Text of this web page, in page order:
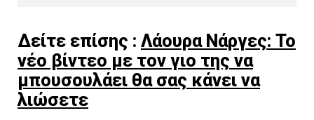
Δείτε επίσης : Λάουρα Νάργες: Το
νέο βίντεο με τον γιο της να
μπουσουλάει θα σας κάνει να
λιώσετε